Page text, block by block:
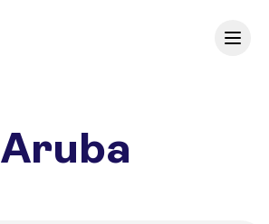
Aruba